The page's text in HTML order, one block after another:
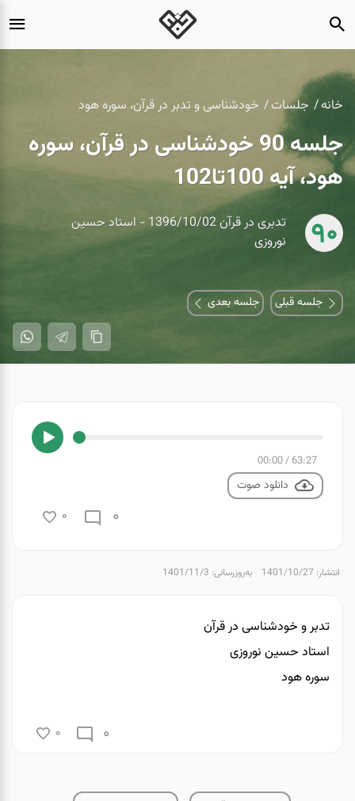
خانه جلسات خودشناسی و تدبر در قرآن، سوره هود
جلسه 90 خودشناسی در قرآن، سوره
هود، آیه 100تا102
90
تدبری در قرآن 1396/10/02 - استاد حسین
نوروزی
جلسه قبلی جلسه بعدی
63:27
/
00:00
دانلود صوت
0
0
انتشار: 1401/10/27 به‌روزرسانی: 1401/11/3
تدبر و خودشناسی در قرآن
استاد حسین نوروزی
سوره هود
0
0